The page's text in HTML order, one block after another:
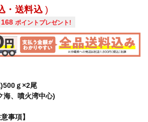
・送料込
168 ポイントプレゼント!
ｇ×2尾
、噴火湾中心)
事項】